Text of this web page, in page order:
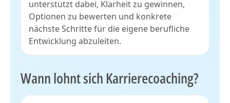
unterstützt dabei, Klarheit zu gewinnen,
Optionen zu bewerten und konkrete
nächste Schritte für die eigene berufliche
Entwicklung abzuleiten.
Wann lohnt sich Karrierecoaching?